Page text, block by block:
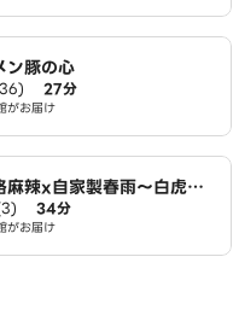
ン豚の心
27分
がお届け
麻辣x自家製春雨～白虎麻
治小倉店
34分
がお届け